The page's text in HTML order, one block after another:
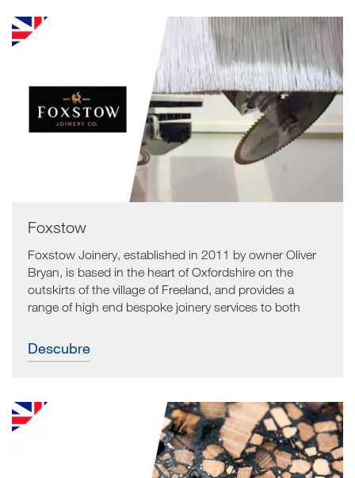
Foxstow
Foxstow Joinery, established in 2011 by owner Oliver
Bryan, is based in the heart of Oxfordshire on the
outskirts of the village of Freeland, and provides a
range of high end bespoke joinery services to both
Descubre